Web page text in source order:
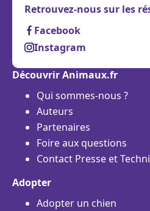
Retrouvez-nous sur les
Facebook
Instagram
Découvrir Animaux.fr
Qui sommes-nous ?
Auteurs
Partenaires
Foire aux questions
Contact Presse et
Adopter
Adopter un chien